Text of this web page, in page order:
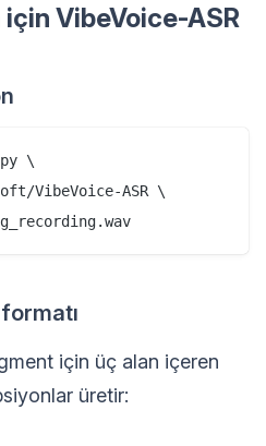
VibeVoice-ASR
\
VibeVoice-ASR \
formatı
için üç alan içeren
üretir: